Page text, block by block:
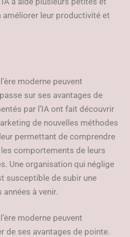
améliorer leur productivité et
moderne peuvent
sur ses avantages de
par l’IA ont fait découvrir
de nouvelles méthodes
permettant de comprendre
comportements de leurs
Une organisation qui néglige
susceptible de subir une
à venir.
moderne peuvent
de ses avantages de pointe.